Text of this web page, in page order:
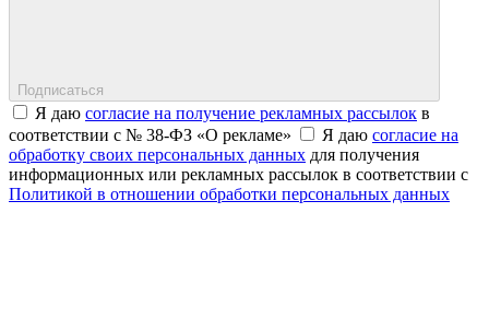
Подписаться
Я даю согласие на получение рекламных рассылок в
соответствии с № 38-ФЗ «О рекламе»
Я даю согласие на
обработку своих персональных данных для получения
информационных или рекламных рассылок в соответствии с
Политикой в отношении обработки персональных данных